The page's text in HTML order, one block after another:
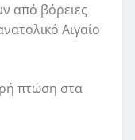
από βόρειες
Αιγαίο
πτώση στα